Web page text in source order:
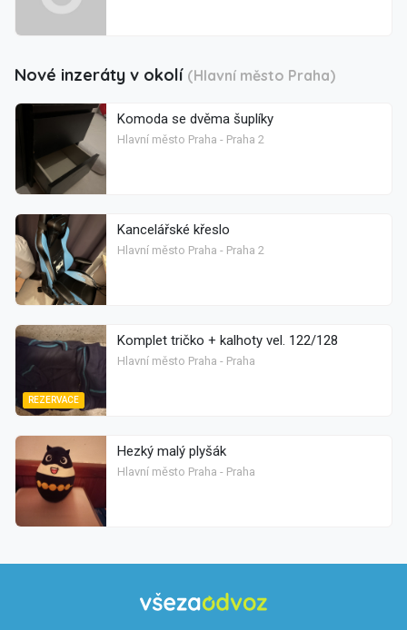
Nové inzeráty v okolí (Hlavní město Praha)
Komoda se dvěma šuplíky
Hlavní město Praha - Praha 2
Kancelářské křeslo
Hlavní město Praha - Praha 2
REZERVACE
Komplet tričko + kalhoty vel. 122/128
Hlavní město Praha - Praha
Hezký malý plyšák
Hlavní město Praha - Praha